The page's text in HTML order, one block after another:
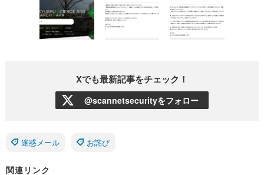
Xでも最新記事をチェック！
@scannetsecurityをフォロー
迷惑メール お詫び
関連リンク